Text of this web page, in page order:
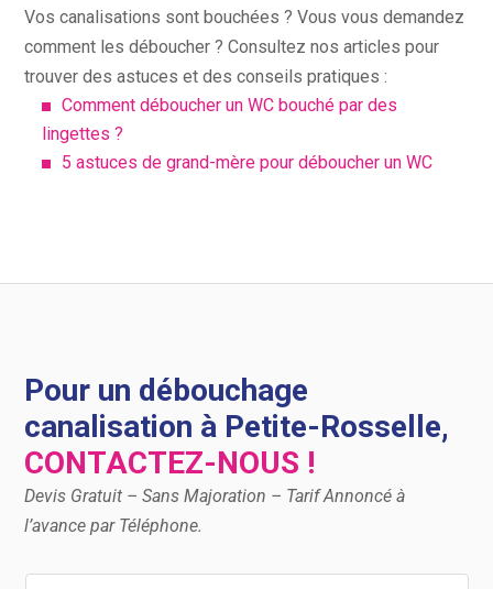
Vos canalisations sont bouchées ? Vous vous demandez
comment les déboucher ? Consultez nos articles pour
trouver des astuces et des conseils pratiques :
Comment déboucher un WC bouché par des
lingettes ?
5 astuces de grand-mère pour déboucher un WC
Pour un débouchage
canalisation à Petite-Rosselle,
CONTACTEZ-NOUS !
Devis Gratuit – Sans Majoration – Tarif Annoncé à
l’avance par Téléphone.